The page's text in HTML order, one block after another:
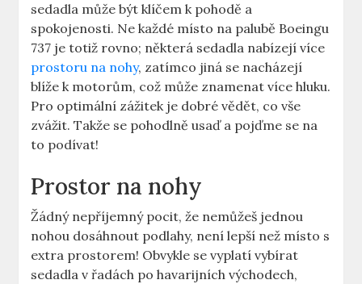
sedadla může být klíčem k pohodě ⁤a
spokojenosti. Ne každé místo na⁤ palubě Boeingu
737 ‌je totiž rovno; některá ⁣sedadla nabízejí více‌
prostoru na nohy, zatímco jiná se ‍nacházejí
blíže k motorům, což může​ znamenat více⁣ hluku.
Pro optimální zážitek je dobré vědět,⁣ co vše
zvážit. Takže se⁢ pohodlně usaď a⁣ pojďme se na
to podívat!
Prostor na nohy
Žádný⁣ nepříjemný pocit, že nemůžeš jednou
nohou dosáhnout​ podlahy, není lepší než místo s
extra prostorem! Obvykle se vyplatí ​vybírat
sedadla v řadách ​po ⁣havarijních východech,